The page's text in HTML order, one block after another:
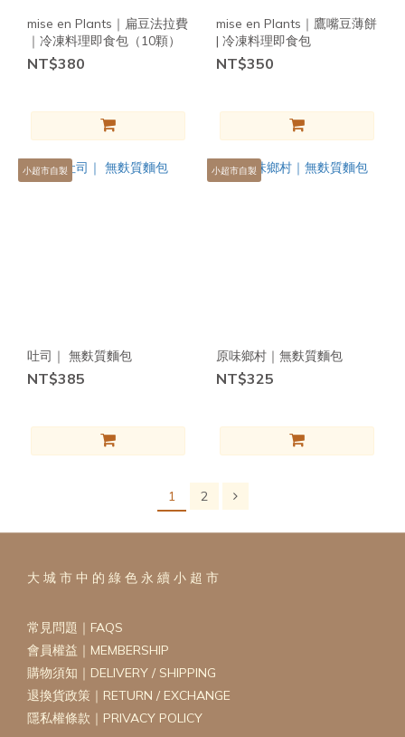
mise en Plants｜扁豆法拉費
｜冷凍料理即食包（10顆）
NT$380
mise en Plants｜鷹嘴豆薄餅
| 冷凍料理即食包
NT$350
小超市自製
吐司｜ 無麩質麵包
NT$385
小超市自製
原味鄉村｜無麩質麵包
NT$325
1 2
大 城 市 中 的 綠 色 永 續 小 超 市
常見問題｜FAQS
會員權益｜MEMBERSHIP
購物須知｜DELIVERY / SHIPPING
退換貨政策｜RETURN / EXCHANGE
隱私權條款｜PRIVACY POLICY